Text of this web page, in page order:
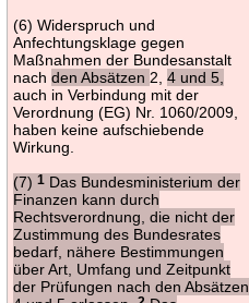
(6) Widerspruch und
Anfechtungsklage gegen
Maßnahmen der Bundesanstalt
nachden Absätzen 2,4 und 5,
auch in Verbindung mit der
Verordnung (EG) Nr. 1060/2009,
haben keine aufschiebende
Wirkung.
(7)1 Das Bundesministerium der
Finanzen kann durch
Rechtsverordnung, die nicht der
Zustimmung des Bundesrates
bedarf, nähere Bestimmungen
über Art, Umfang und Zeitpunkt
der Prüfungen nach den Absätzen